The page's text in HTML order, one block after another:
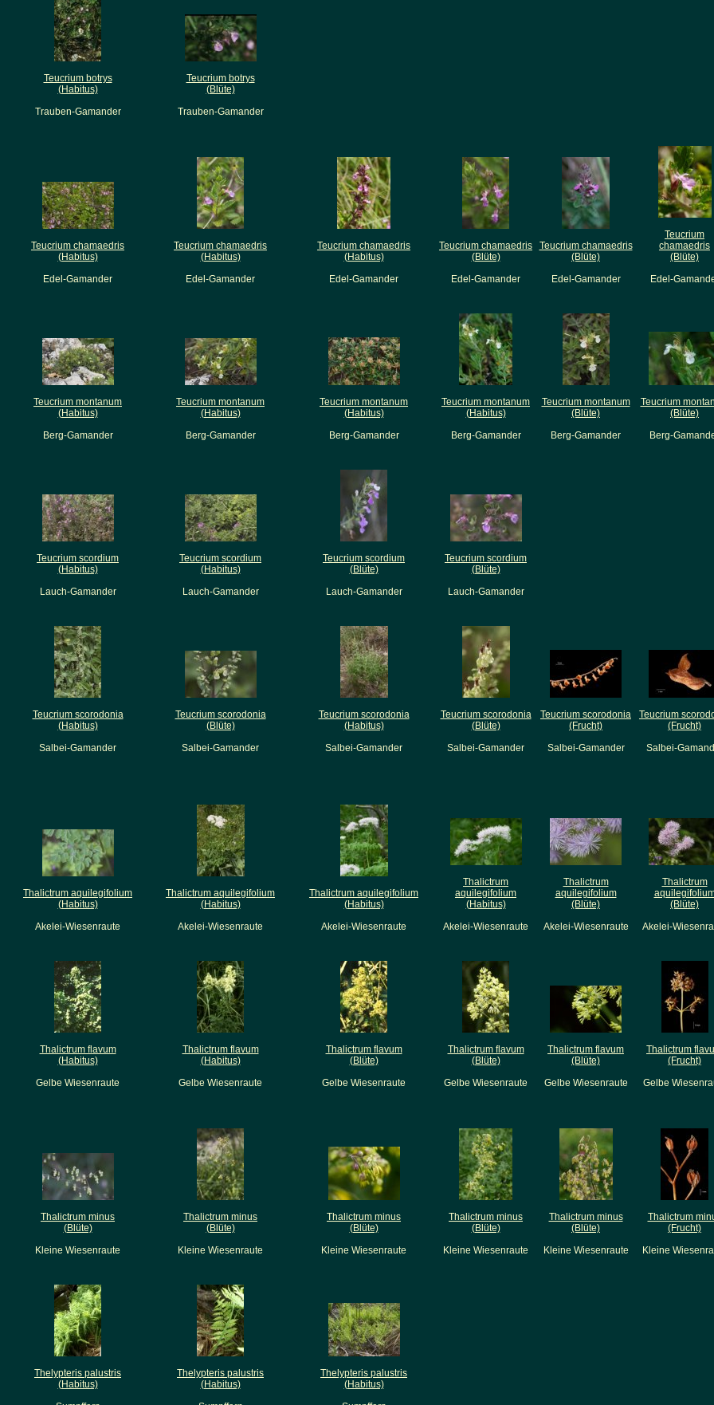
Teucrium botrys
(Habitus)
Trauben-Gamander
Teucrium botrys
(Blüte)
Trauben-Gamander
Teucrium chamaedris
(Habitus)
Edel-Gamander
Teucrium chamaedris
(Habitus)
Edel-Gamander
Teucrium chamaedris
(Habitus)
Edel-Gamander
Teucrium chamaedris
(Blüte)
Edel-Gamander
Teucrium chamaedris
(Blüte)
Edel-Gamander
Teucrium
chamaedris
(Blüte)
Edel-
Teucrium montanum
(Habitus)
Berg-Gamander
Teucrium montanum
(Habitus)
Berg-Gamander
Teucrium montanum
(Habitus)
Berg-Gamander
Teucrium montanum
(Habitus)
Berg-Gamander
Teucrium montanum
(Blüte)
Berg-Gamander
Teucrium
(Blüte)
Berg-
Teucrium scordium
(Habitus)
Lauch-Gamander
Teucrium scordium
(Habitus)
Lauch-Gamander
Teucrium scordium
(Blüte)
Lauch-Gamander
Teucrium scordium
(Blüte)
Lauch-Gamander
Teucrium scorodonia
(Habitus)
Salbei-Gamander
Teucrium scorodonia
(Blüte)
Salbei-Gamander
Teucrium scorodonia
(Habitus)
Salbei-Gamander
Teucrium scorodonia
(Blüte)
Salbei-Gamander
Teucrium scorodonia
(Frucht)
Salbei-Gamander
Teucrium
(Frucht)
Salbei-
Thalictrum aquilegifolium
(Habitus)
Akelei-Wiesenraute
Thalictrum aquilegifolium
(Habitus)
Akelei-Wiesenraute
Thalictrum aquilegifolium
(Habitus)
Akelei-Wiesenraute
Thalictrum
aquilegifolium
(Habitus)
Akelei-Wiesenraute
Thalictrum
aquilegifolium
(Blüte)
Akelei-Wiesenraute
Thalictrum
(Blüte)
Akelei-
Thalictrum flavum
(Habitus)
Gelbe Wiesenraute
Thalictrum flavum
(Habitus)
Gelbe Wiesenraute
Thalictrum flavum
(Blüte)
Gelbe Wiesenraute
Thalictrum flavum
(Blüte)
Gelbe Wiesenraute
Thalictrum flavum
(Blüte)
Gelbe Wiesenraute
Thalictrum
(Frucht)
Gelbe
Thalictrum minus
(Blüte)
Kleine Wiesenraute
Thalictrum minus
(Blüte)
Kleine Wiesenraute
Thalictrum minus
(Blüte)
Kleine Wiesenraute
Thalictrum minus
(Blüte)
Kleine Wiesenraute
Thalictrum minus
(Blüte)
Kleine Wiesenraute
Thalictrum
(Frucht)
Kleine
Thelypteris palustris
(Habitus)
Thelypteris palustris
(Habitus)
Thelypteris palustris
(Habitus)